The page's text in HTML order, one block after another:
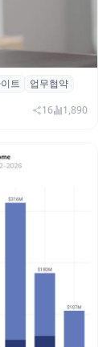
손잡고
트
업무협약
16 1,890